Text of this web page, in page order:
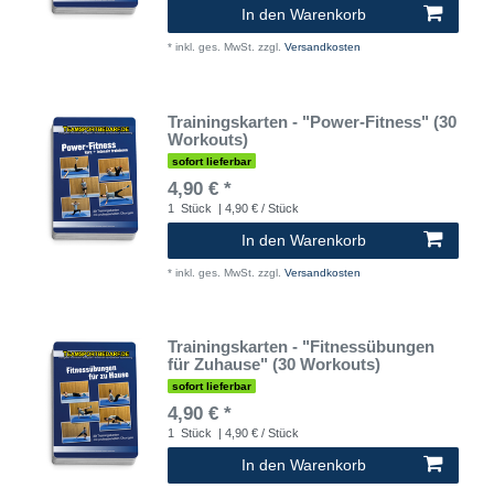
In den Warenkorb
* inkl. ges. MwSt. zzgl. Versandkosten
Trainingskarten - "Power-Fitness" (30
Workouts)
sofort lieferbar
4,90 € *
1 Stück | 4,90 € / Stück
In den Warenkorb
* inkl. ges. MwSt. zzgl. Versandkosten
Trainingskarten - "Fitnessübungen
für Zuhause" (30 Workouts)
sofort lieferbar
4,90 € *
1 Stück | 4,90 € / Stück
In den Warenkorb